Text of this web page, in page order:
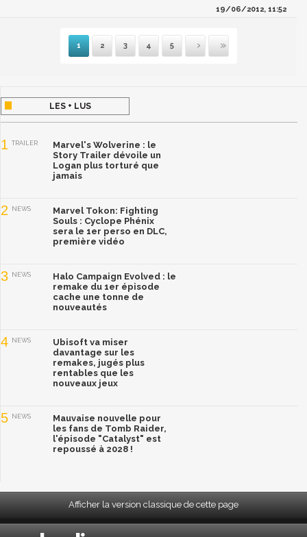
19/06/2012, 11:52
1 2 3 4 5
Suivante
Dernière
LES + LUS
1 TRAILER
Marvel's Wolverine : le
Story Trailer dévoile un
Logan plus torturé que
jamais
2 NEWS
Marvel Tokon: Fighting
Souls : Cyclope Phénix
sera le 1er perso en DLC,
première vidéo
3 NEWS
Halo Campaign Evolved : le
remake du 1er épisode
cache une tonne de
nouveautés
4 NEWS
Ubisoft va miser
davantage sur les
remakes, jugés plus
rentables que les
nouveaux jeux
5 NEWS
Mauvaise nouvelle pour
les fans de Tomb Raider,
l'épisode "Catalyst" est
repoussé à 2028 !
Afficher la version classique de cette page